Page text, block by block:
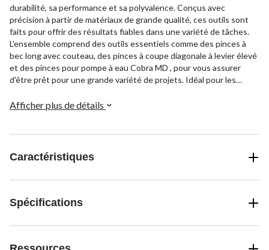
durabilité, sa performance et sa polyvalence. Conçus avec
précision à partir de matériaux de grande qualité, ces outils sont
faits pour offrir des résultats fiables dans une variété de tâches.
L'ensemble comprend des outils essentiels comme des pinces à
bec long avec couteau, des pinces à coupe diagonale à levier élevé
et des pinces pour pompe à eau Cobra MD , pour vous assurer
d'être prêt pour une grande variété de projets. Idéal pour les
Afficher plus de détails
Caractéristiques
Spécifications